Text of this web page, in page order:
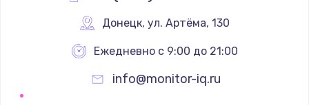
Донецк, ул. Артёма, 130
Ежедневно с 9:00 до 21:00
info@monitor-iq.ru